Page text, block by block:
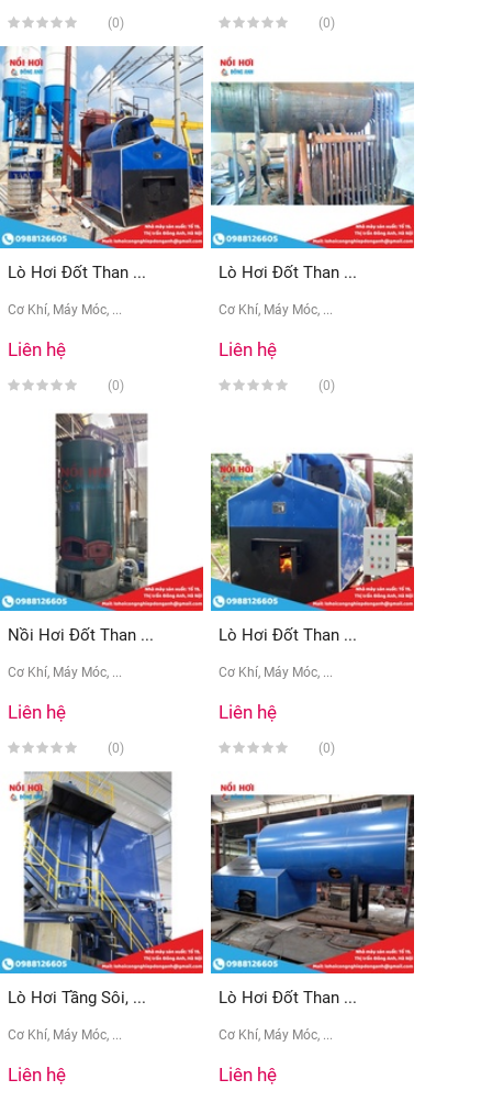
(0) (0)
Lò Hơi Đốt Than ...
Cơ Khí, Máy Móc, ...
Liên hệ
(0)
Lò Hơi Đốt Than ...
Cơ Khí, Máy Móc, ...
Liên hệ
(0)
Nồi Hơi Đốt Than ...
Cơ Khí, Máy Móc, ...
Liên hệ
(0)
Lò Hơi Đốt Than ...
Cơ Khí, Máy Móc, ...
Liên hệ
(0)
Lò Hơi Tầng Sôi, ...
Cơ Khí, Máy Móc, ...
Liên hệ
Lò Hơi Đốt Than ...
Cơ Khí, Máy Móc, ...
Liên hệ